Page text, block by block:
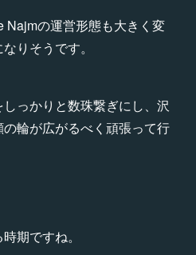
Najmの運営形態も大きく変
りそうです。
っかりと数珠繋ぎにし、沢
輪が広がるべく頑張って行
期ですね。